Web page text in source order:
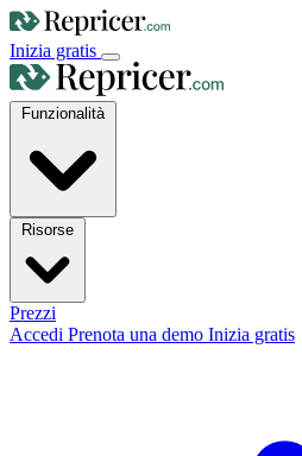
Inizia gratis
Funzionalità
Prezzi
Accedi Prenota una demo Inizia gratis